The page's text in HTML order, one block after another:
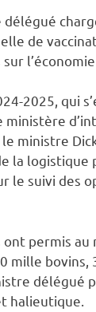
de
sur
2025, qui
ministère
ministre
la logistique
le suivi des
ont permis
mille
délégué
halieutique.